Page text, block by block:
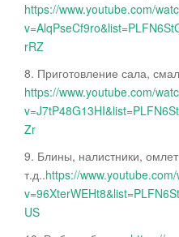
https://www.youtube.com/
rRZ
8. Приготовление сала,
https://www.youtube.com/
Zr
9. Блины, налистники,
т.д..https://
US